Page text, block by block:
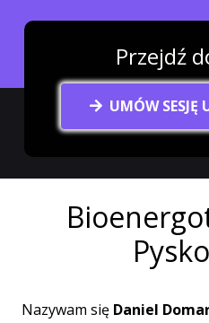
Przejdź
UMÓW SESJĘ
Nazywam się Daniel